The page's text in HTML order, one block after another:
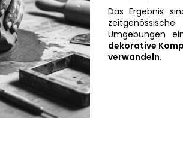
Das Ergebnis
Umgebungen
dekorative
verwandeln.